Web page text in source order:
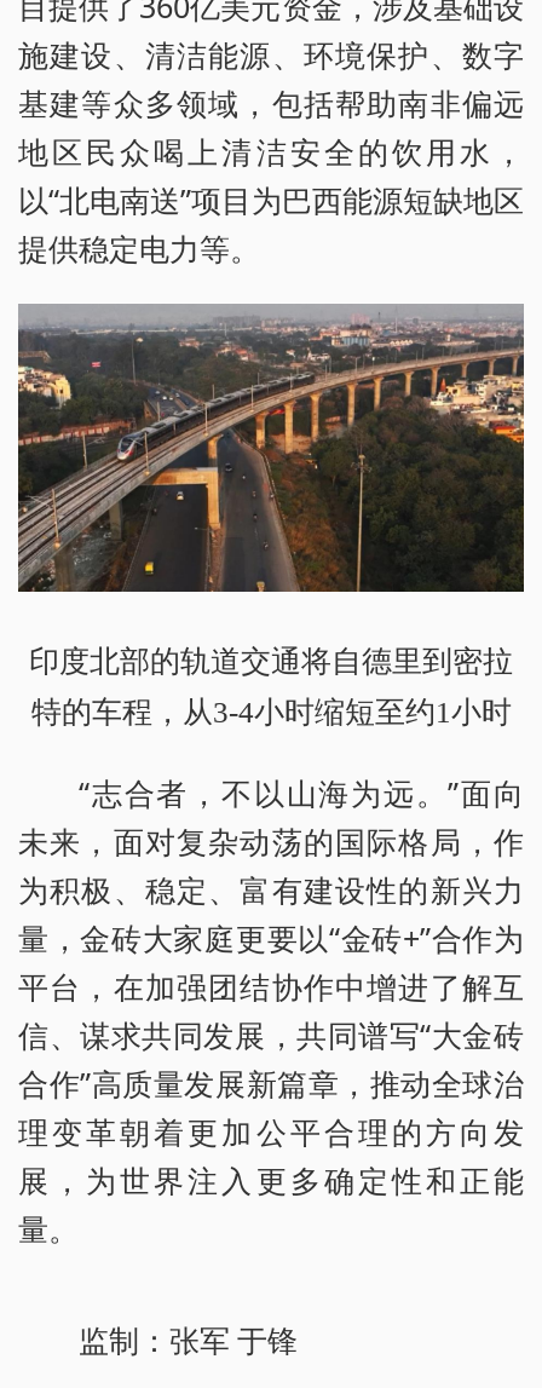
施建设、清洁能源、环境保护、数字
基建等众多领域，包括帮助南非偏远
地区民众喝上清洁安全的饮用水，
以“北电南送”项目为巴西能源短缺地区
提供稳定电力等。
印度北部的轨道交通将自德里到密拉
特的车程，从3-4小时缩短至约1小时
“志合者，不以山海为远。”面向
未来，面对复杂动荡的国际格局，作
为积极、稳定、富有建设性的新兴力
量，金砖大家庭更要以“金砖+”合作为
平台，在加强团结协作中增进了解互
信、谋求共同发展，共同谱写“大金砖
合作”高质量发展新篇章，推动全球治
理变革朝着更加公平合理的方向发
展，为世界注入更多确定性和正能
量。
监制：张军 于锋